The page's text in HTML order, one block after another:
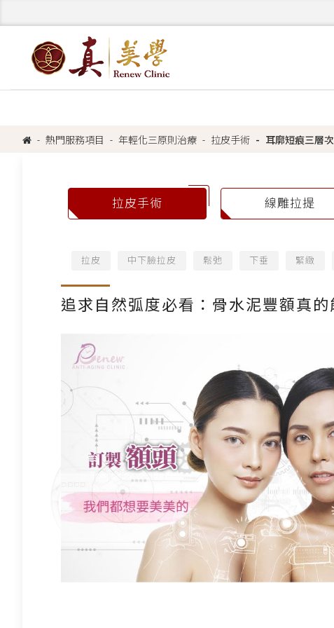
熱門服務項目 年輕化三原則治療 拉皮手術 耳廓短痕三層
拉皮手術 線雕拉提
拉皮 中下臉拉皮 鬆弛 下垂 緊緻
追求自然弧度必看：骨水泥豐額真